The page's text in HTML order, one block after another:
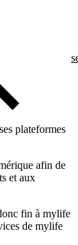
plateformes
afin de
et aux
fin à mylife
de mylife